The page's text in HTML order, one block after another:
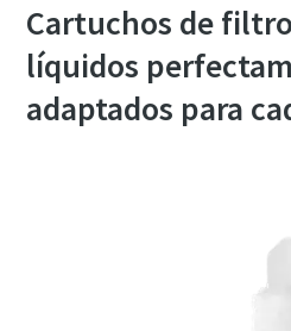
Cartuchos de
líquidos
adaptados para